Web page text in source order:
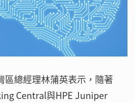
總經理林蒲英表示，隨著
Central與HPE Juniper